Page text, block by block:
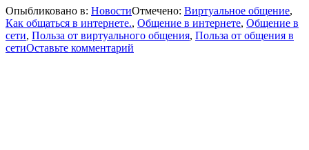
Опыбликовано в: НовостиОтмечено: Виртуальное общение,
Как общаться в интернете., Общение в интернете, Общение в
сети, Польза от виртуального общения, Польза от общения в
сетиОставьте комментарий